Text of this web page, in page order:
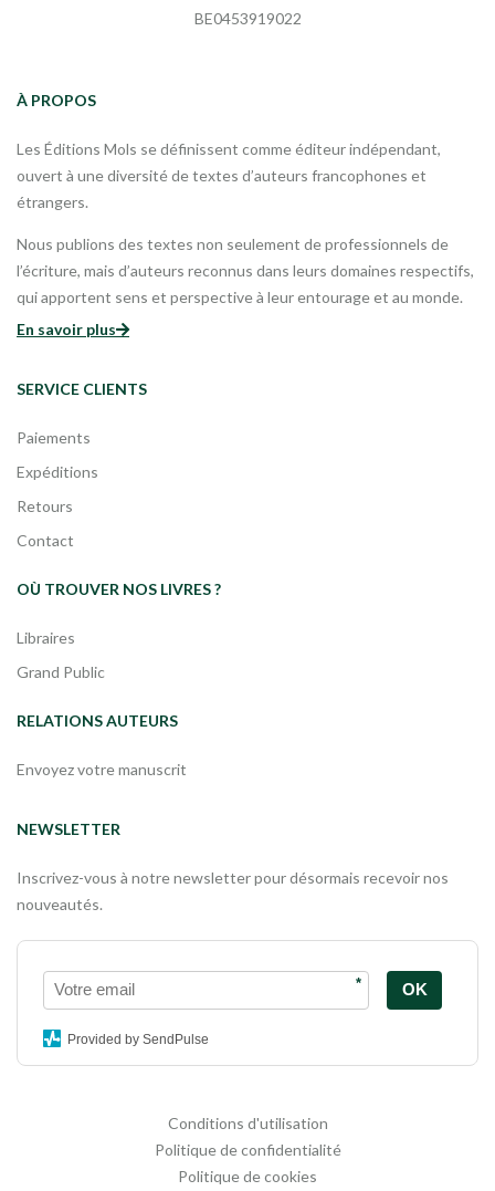
BE0453919022
À PROPOS
Les Éditions Mols se définissent comme éditeur indépendant,
ouvert à une diversité de textes d’auteurs francophones et
étrangers.
Nous publions des textes non seulement de professionnels de
l’écriture, mais d’auteurs reconnus dans leurs domaines respectifs,
qui apportent sens et perspective à leur entourage et au monde.
En savoir plus
SERVICE CLIENTS
Paiements
Expéditions
Retours
Contact
OÙ TROUVER NOS LIVRES ?
Libraires
Grand Public
RELATIONS AUTEURS
Envoyez votre manuscrit
NEWSLETTER
Inscrivez-vous à notre newsletter pour désormais recevoir nos
nouveautés.
* OK
Provided by SendPulse
Conditions d'utilisation
Politique de confidentialité
Politique de cookies